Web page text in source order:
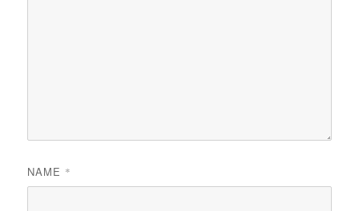
NAME *